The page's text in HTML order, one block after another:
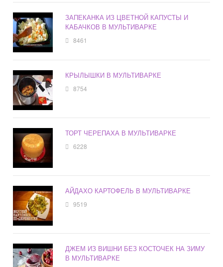
ЗАПЕКАНКА ИЗ ЦВЕТНОЙ КАПУСТЫ И
КАБАЧКОВ В МУЛЬТИВАРКЕ
8461
КРЫЛЫШКИ В МУЛЬТИВАРКЕ
8754
ТОРТ ЧЕРЕПАХА В МУЛЬТИВАРКЕ
6228
АЙДАХО КАРТОФЕЛЬ В МУЛЬТИВАРКЕ
9519
ДЖЕМ ИЗ ВИШНИ БЕЗ КОСТОЧЕК НА ЗИМУ
В МУЛЬТИВАРКЕ